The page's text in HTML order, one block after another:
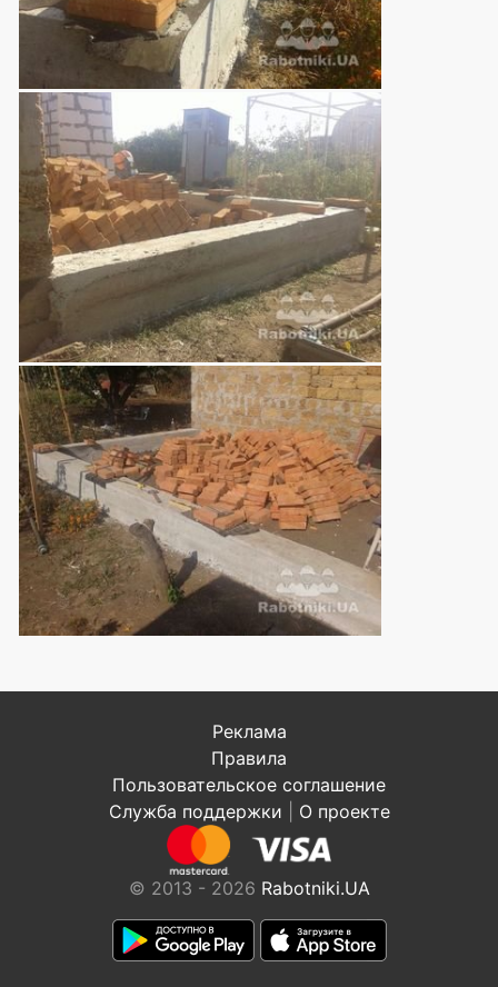
Реклама
Правила
Пользовательское соглашение
Служба поддержки
О проекте
© 2013 - 2026 Rabotniki.UA